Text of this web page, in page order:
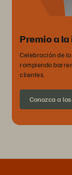
Premio a
Celebración de
rompiendo
clientes.
Conozca a